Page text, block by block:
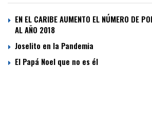
EN EL CARIBE AUMENTO EL NÚMERO DE
AL AÑO 2018
Joselito en la Pandemia
El Papá Noel que no es él